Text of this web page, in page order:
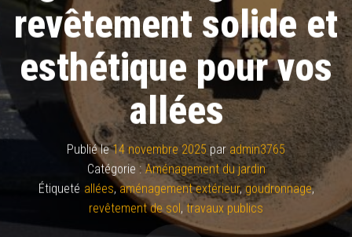
revêtement solide et
esthétique pour vos
allées
Publié le14 novembre 2025par admin3765
Catégorie : Aménagement du jardin
Étiqueté allées,aménagement extérieur,goudronnage,
revêtement de sol, travaux publics